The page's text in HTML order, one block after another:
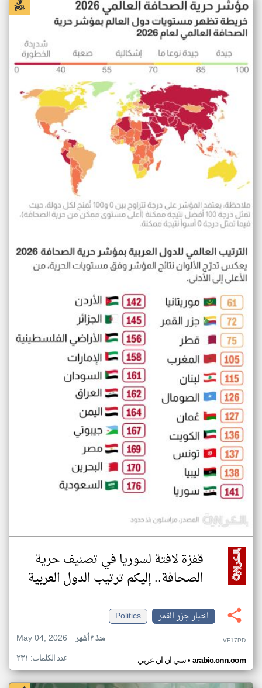
قفزة لافتة لسوريا في تصنيف حرية
الصحافة.. إليكم ترتيب الدول العربية
اخبار جزر القمر
Politics
May 04, 2026
منذ ٣ أشهر VF17PD
سي ان ان عربي• arabic.cnn.com عدد الكلمات: ٢٣١